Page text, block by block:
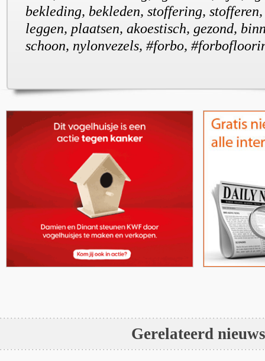
bekleding, bekleden, stoffering,
leggen, plaatsen, akoestisch, gezond,
schoon, nylonvezels, #forbo,
Gerelateerd nieuws